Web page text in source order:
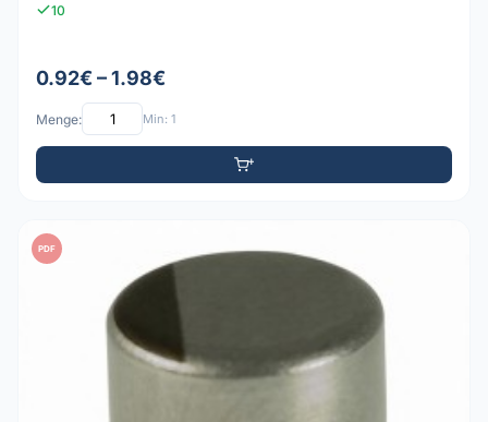
10
0.92€ – 1.98€
Menge: Min: 1
PDF